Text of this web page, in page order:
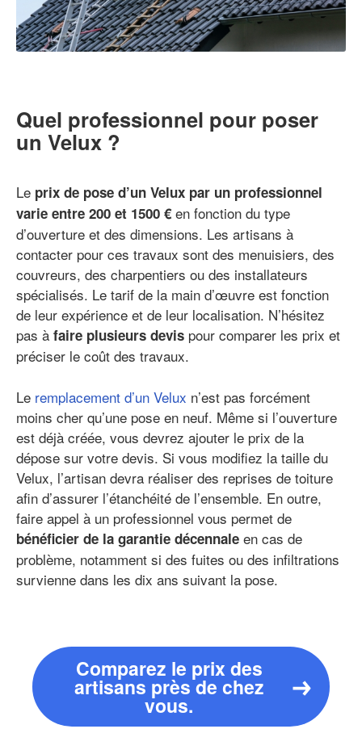
Quel professionnel pour poser
un Velux ?
Le prix de pose d’un Velux par un professionnel
varie entre 200 et 1500 € en fonction du type
d’ouverture et des dimensions. Les artisans à
contacter pour ces travaux sont des menuisiers, des
couvreurs, des charpentiers ou des installateurs
spécialisés. Le tarif de la main d’œuvre est fonction
de leur expérience et de leur localisation. N’hésitez
pas à faire plusieurs devis pour comparer les prix et
préciser le coût des travaux.
Le remplacement d’un Velux n’est pas forcément
moins cher qu’une pose en neuf. Même si l’ouverture
est déjà créée, vous devrez ajouter le prix de la
dépose sur votre devis. Si vous modifiez la taille du
Velux, l’artisan devra réaliser des reprises de toiture
afin d’assurer l’étanchéité de l’ensemble. En outre,
faire appel à un professionnel vous permet de
bénéficier de la garantie décennale en cas de
problème, notamment si des fuites ou des infiltrations
survienne dans les dix ans suivant la pose.
Comparez le prix des
artisans près de chez
vous.